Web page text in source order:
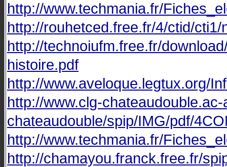
http://www.techmania.fr/
http://rouhetced.free.fr/4/ctid/
http://technoiufm.free.fr/
histoire.pdf
http://www.aveloque.legtux.org/
http://www.clg-
chateaudouble/spip/IMG/pdf/
http://www.techmania.fr/
http://chamayou.franck.free.fr/